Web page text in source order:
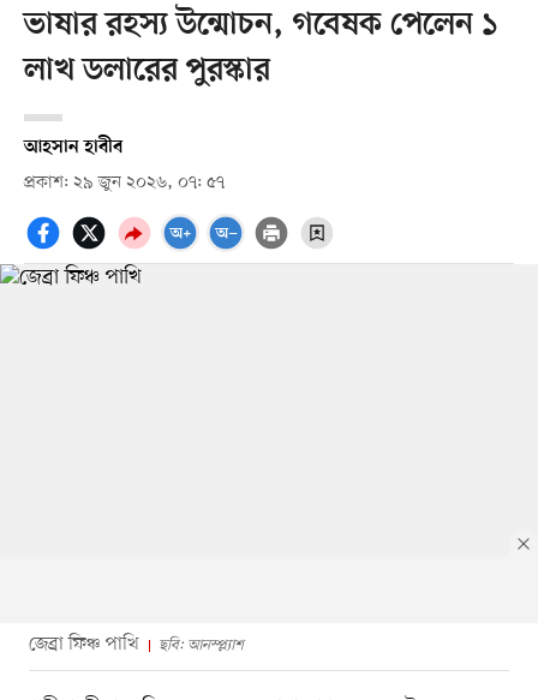
ভাষার রহস্য উন্মোচন, গবেষক পেলেন ১
লাখ ডলারের পুরস্কার
আহসান হাবীব
প্রকাশ: ২৯ জুন ২০২৬, ০৭: ৫৭
জেব্রা ফিঞ্চ পাখি ছবি: আনস্প্ল্যাশ